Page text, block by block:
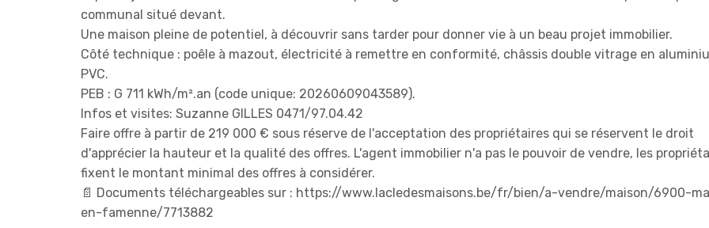
communal situé devant.
Une maison pleine de potentiel, à découvrir sans tarder pour donner vie à un beau projet immobilier.
Côté technique : poêle à mazout, électricité à remettre en conformité, châssis double vitrage en
PVC.
PEB : G 711 kWh/m².an (code unique: 20260609043589).
Infos et visites: Suzanne GILLES 0471/97.04.42
Faire offre à partir de 219 000 € sous réserve de l'acceptation des propriétaires qui se réservent le droit
d'apprécier la hauteur et la qualité des offres. L'agent immobilier n'a pas le pouvoir de vendre, les
fixent le montant minimal des offres à considérer.
📄 Documents téléchargeables sur : https://www.lacledesmaisons.be/fr/bien/a-vendre/maison/6900-
en-famenne/7713882